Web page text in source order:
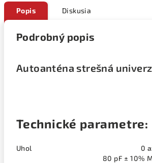
Popis Diskusia
Podrobný popis
Autoanténa strešná
Technické parametre:
Uhol 0 až 50 °
80 pF ± 10%